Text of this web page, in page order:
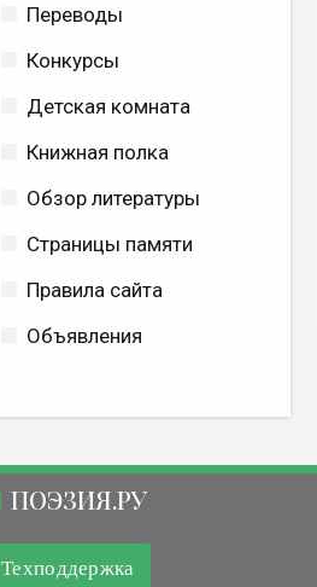
Переводы
Конкурсы
Детская комната
Книжная полка
Обзор литературы
Страницы памяти
Правила сайта
Объявления
ПОЭЗИЯ.РУ
Техподдержка